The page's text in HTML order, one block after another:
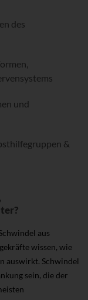
des
und
&
aus
wissen, wie
auswirkt. Schwindel
sein, die der